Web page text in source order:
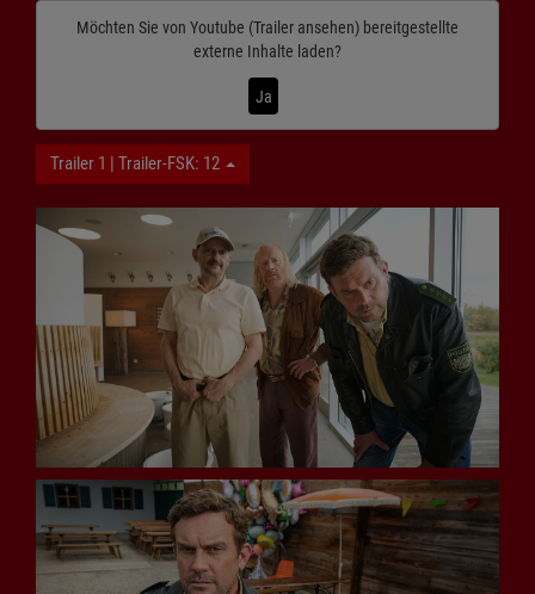
Möchten Sie von Youtube (Trailer ansehen) bereitgestellte
externe Inhalte laden?
Ja
Trailer 1 | Trailer-FSK: 12